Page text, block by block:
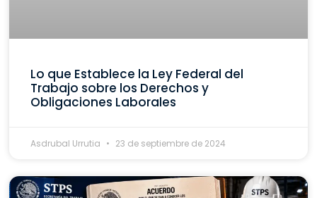
Lo que Establece la Ley Federal del
Trabajo sobre los Derechos y
Obligaciones Laborales
Asdrubal Urrutia 23 de septiembre de 2024